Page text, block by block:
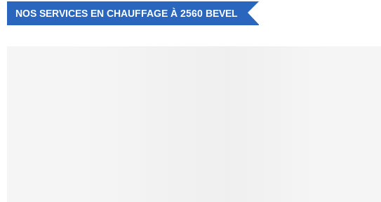
NOS SERVICES EN CHAUFFAGE À 2560 BEVEL